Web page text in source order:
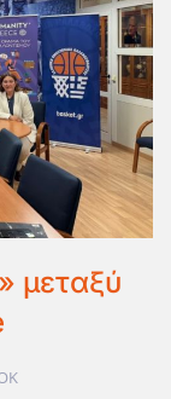
μεταξύ